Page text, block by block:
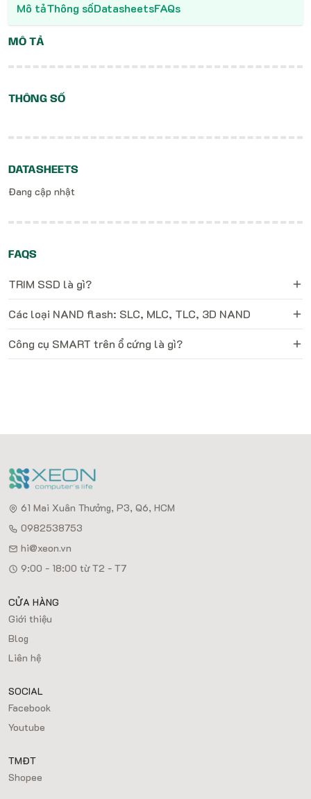
Mô tảThông sốDatasheetsFAQs
MÔ TẢ
THÔNG SỐ
DATASHEETS
Đang cập nhật
FAQS
TRIM SSD là gì?
Các loại NAND flash: SLC, MLC, TLC, 3D NAND
Công cụ SMART trên ổ cứng là gì?
61 Mai Xuân Thưởng, P3, Q6, HCM
0982538753
hi@xeon.vn
9:00 - 18:00 từ T2 - T7
CỬA HÀNG
Giới thiệu
Blog
Liên hệ
SOCIAL
Facebook
Youtube
TMĐT
Shopee